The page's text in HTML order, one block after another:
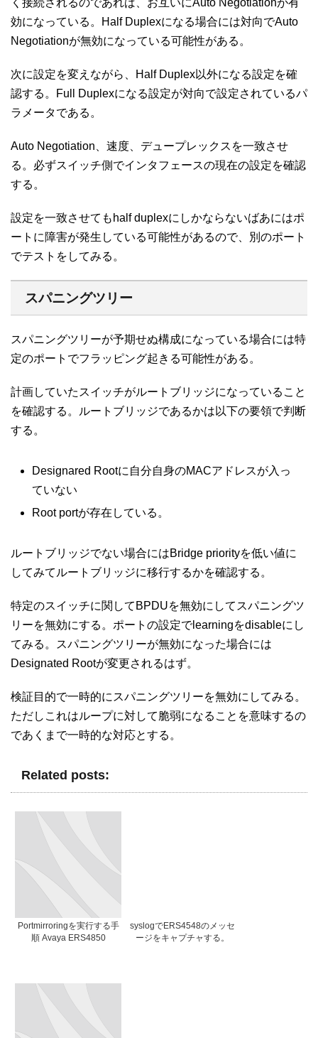
効になっている。Half Duplexになる場合には対向でAuto
Negotiationが無効になっている可能性がある。
次に設定を変えながら、Half Duplex以外になる設定を確
認する。Full Duplexになる設定が対向で設定されているパ
ラメータである。
Auto Negotiation、速度、デュープレックスを一致させ
る。必ずスイッチ側でインタフェースの現在の設定を確認
する。
設定を一致させてもhalf duplexにしかならないばあにはポ
ートに障害が発生している可能性があるので、別のポート
でテストをしてみる。
スパニングツリー
スパニングツリーが予期せぬ構成になっている場合には特
定のポートでフラッピング起きる可能性がある。
計画していたスイッチがルートブリッジになっていること
を確認する。ルートブリッジであるかは以下の要領で判断
する。
Designared Rootに自分自身のMACアドレスが入っ
ていない
Root portが存在している。
ルートブリッジでない場合にはBridge priorityを低い値に
してみてルートブリッジに移行するかを確認する。
特定のスイッチに関してBPDUを無効にしてスパニングツ
リーを無効にする。ポートの設定でlearningをdisableにし
てみる。スパニングツリーが無効になった場合には
Designated Rootが変更されるはず。
検証目的で一時的にスパニングツリーを無効にしてみる。
ただしこれはループに対して脆弱になることを意味するの
であくまで一時的な対応とする。
Related posts:
Portmirroringを実行する手
順 Avaya ERS4850
syslogでERS4548のメッセ
ージをキャプチャする。